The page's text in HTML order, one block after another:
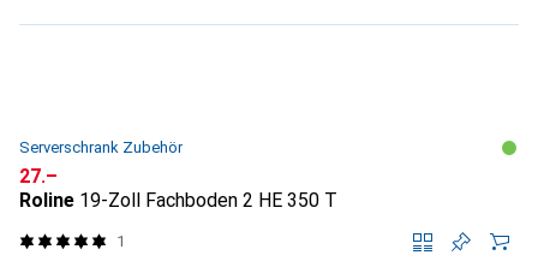
Serverschrank Zubehör
CHF
27.–
Roline 19-Zoll Fachboden 2 HE 350 T
1